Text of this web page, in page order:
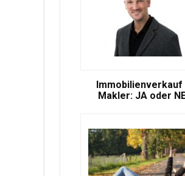
Immobilienverkauf
Makler: JA oder